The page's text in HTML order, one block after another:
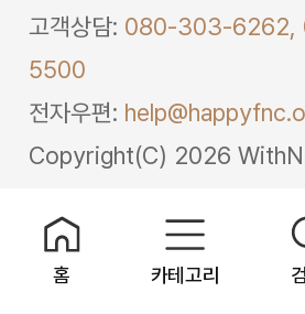
홈 카테고리
고객상담: 080-303-6262,
5500
전자우편:
Copyright(C) 2026
일상적미식